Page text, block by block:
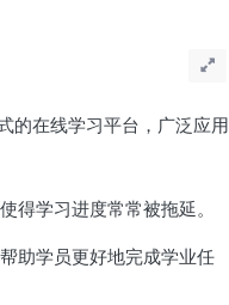
的在线学习平台，广泛应用
得学习进度常常被拖延。
助学员更好地完成学业任